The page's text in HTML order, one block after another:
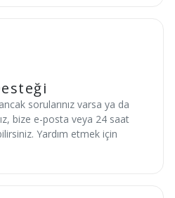
sorularınız varsa ya da
bize e-posta veya 24 saat
Yardım etmek için